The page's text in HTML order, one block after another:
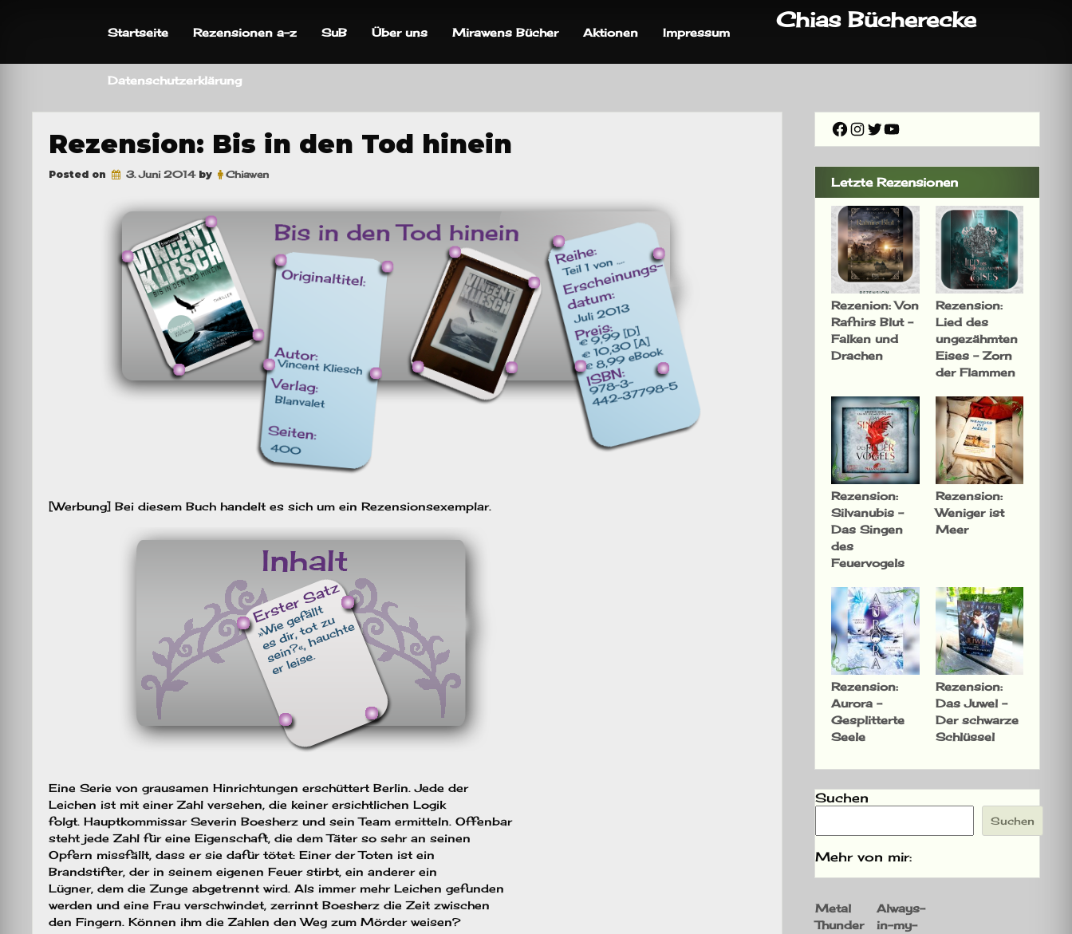
Chias Bücherecke
Startseite Rezensionen a-z SuB Über uns Mirawens Bücher Aktionen Impressum
Datenschutzerklärung
Rezension: Bis in den Tod hinein
Posted on 3. Juni 2014by Chiawen
[Werbung] Bei diesem Buch handelt es sich um ein Rezensionsexemplar.
Eine Serie von grausamen Hinrichtungen erschüttert Berlin. Jede der
Leichen ist mit einer Zahl versehen, die keiner ersichtlichen Logik
folgt. Hauptkommissar Severin Boesherz und sein Team ermitteln. Offenbar
steht jede Zahl für eine Eigenschaft, die dem Täter so sehr an seinen
Opfern missfällt, dass er sie dafür tötet: Einer der Toten ist ein
Brandstifter, der in seinem eigenen Feuer stirbt, ein anderer ein
Lügner, dem die Zunge abgetrennt wird. Als immer mehr Leichen gefunden
werden und eine Frau verschwindet, zerrinnt Boesherz die Zeit zwischen
den Fingern. Können ihm die Zahlen den Weg zum Mörder weisen?
Facebook
Instagram
Twitter
YouTube
Letzte Rezensionen
Rezenion: Von
Rafnirs Blut –
Falken und
Drachen
Rezension:
Lied des
ungezähmten
Eises – Zorn
der Flammen
Rezension:
Silvanubis –
Das Singen
des
Feuervogels
Rezension:
Weniger ist
Meer
Rezension:
Aurora –
Gesplitterte
Seele
Rezension:
Das Juwel –
Der schwarze
Schlüssel
Suchen
Suchen
Mehr von mir:
Metal
Thunder
Always-
in-my-